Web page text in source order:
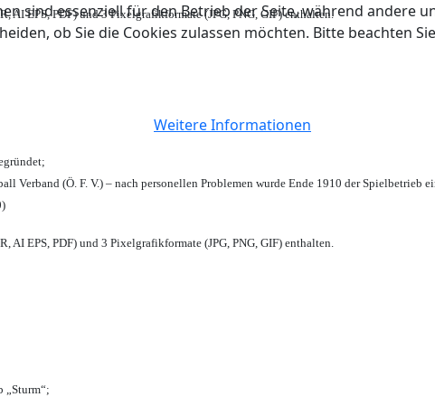
sind essenziell für den Betrieb der Seite, während andere
ob Sie die Cookies zulassen möchten. Bitte beachten
Weitere Informationen
EPS, PDF) und 3 Pixelgrafikformate (JPG, PNG, GIF) enthalten.
Verband (Ö. F. V.) – nach personellen Problemen wurde Ende 1910 der
EPS, PDF) und 3 Pixelgrafikformate (JPG, PNG, GIF) enthalten.
„Sturm“;